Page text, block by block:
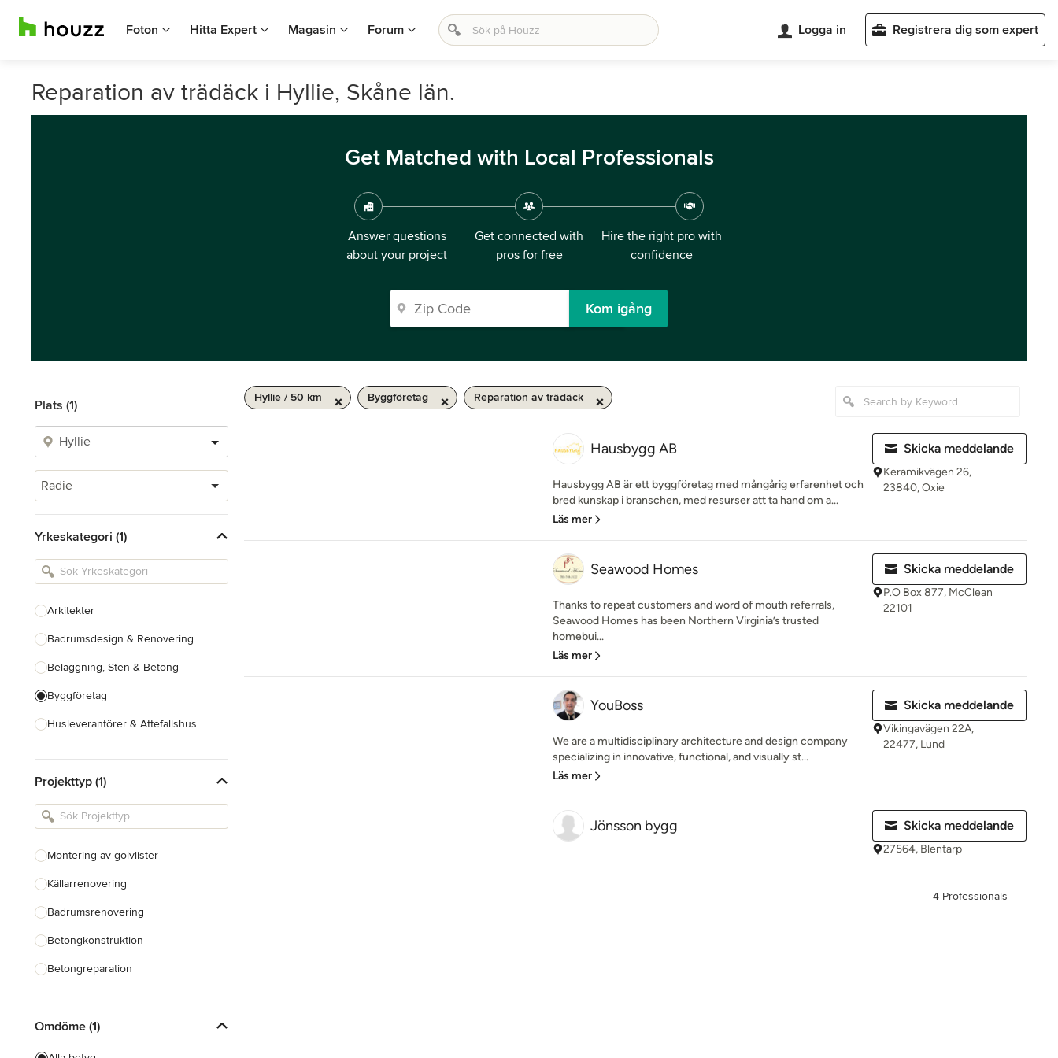
Foton Hitta Expert Magasin Forum Logga in Registrera dig som expert
Reparation av trädäck i Hyllie, Skåne län.
Get Matched with Local Professionals
Answer questions
about your project
Get connected with
pros for free
Hire the right pro with
confidence
Kom igång
Plats (1)
Radie
Yrkeskategori (1)
Arkitekter
Badrumsdesign & Renovering
Beläggning, Sten & Betong
Byggföretag
Husleverantörer & Attefallshus
Inredningsarkitekter & Inredare
Kakel, Sten & Bänkskivor
Landskapsarkitekter &
Trädgårdsdesigner
Visa alla
Projekttyp (1)
Montering av golvlister
Källarrenovering
Badrumsrenovering
Betongkonstruktion
Betongreparation
Bygga trädäck
Reparation av trädäck
Omdöme (1)
Hyllie / 50 km Byggföretag Reparation av trädäck
Hausbygg AB
Hausbygg AB är ett byggföretag med mångårig erfarenhet och
bred kunskap i branschen, med resurser att ta hand om a...
Läs mer
Skicka meddelande
Keramikvägen 26,
23840, Oxie
Seawood Homes
Thanks to repeat customers and word of mouth referrals,
Seawood Homes has been Northern Virginia’s trusted
homebui...
Läs mer
Skicka meddelande
P.O Box 877, McClean
22101
YouBoss
We are a multidisciplinary architecture and design company
specializing in innovative, functional, and visually st...
Läs mer
Skicka meddelande
Vikingavägen 22A,
22477, Lund
Jönsson bygg Skicka meddelande
27564, Blentarp
4 Professionals